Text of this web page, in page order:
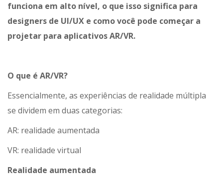
funciona em alto nível, o que isso significa para
designers de UI/UX e como você pode começar a
projetar para aplicativos AR/VR.
O que é AR/VR?
Essencialmente, as experiências de realidade múltipla
se dividem em duas categorias:
AR: realidade aumentada
VR: realidade virtual
Realidade aumentada